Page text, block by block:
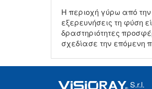
Η περιοχή γύρω από
εξερευνήσεις τη φύση
δραστηριότητες
σχεδίασε την επόμενη
S.r.l.